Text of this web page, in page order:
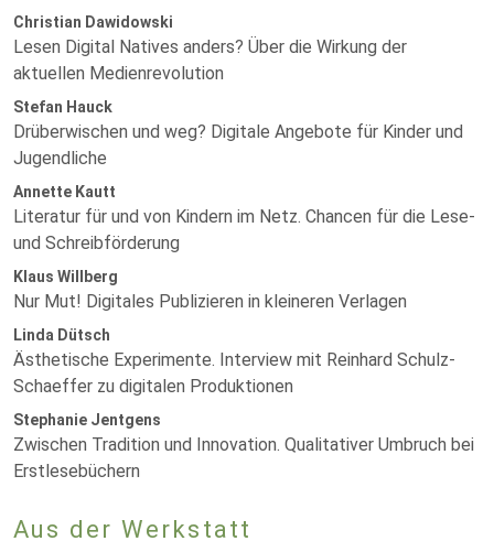
Christian Dawidowski
Lesen Digital Natives anders? Über die Wirkung der
aktuellen Medienrevolution
Stefan Hauck
Drüberwischen und weg? Digitale Angebote für Kinder und
Jugendliche
Annette Kautt
Literatur für und von Kindern im Netz. Chancen für die Lese-
und Schreibförderung
Klaus Willberg
Nur Mut! Digitales Publizieren in kleineren Verlagen
Linda Dütsch
Ästhetische Experimente. Interview mit Reinhard Schulz-
Schaeffer zu digitalen Produktionen
Stephanie Jentgens
Zwischen Tradition und Innovation. Qualitativer Umbruch bei
Erstlesebüchern
Aus der Werkstatt